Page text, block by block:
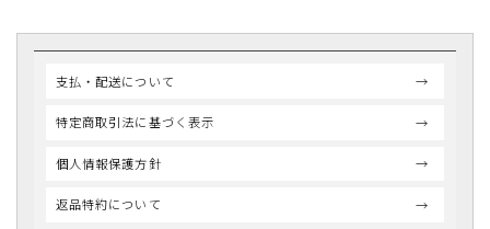
支払・配送について
特定商取引法に基づく表示
個人情報保護方針
返品特約について